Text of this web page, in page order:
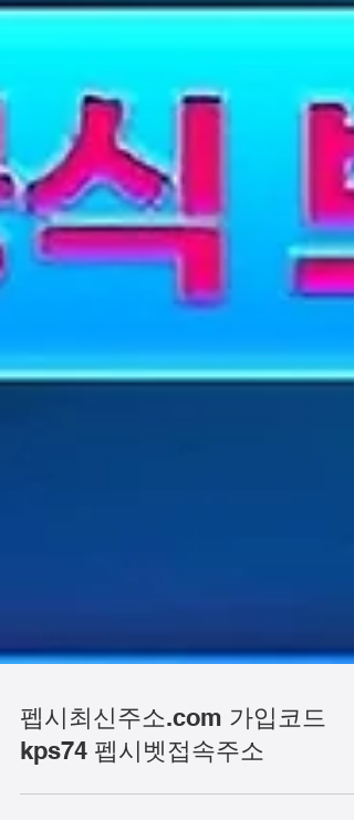
펩시최신주소.com 가입코드
kps74 펩시벳접속주소